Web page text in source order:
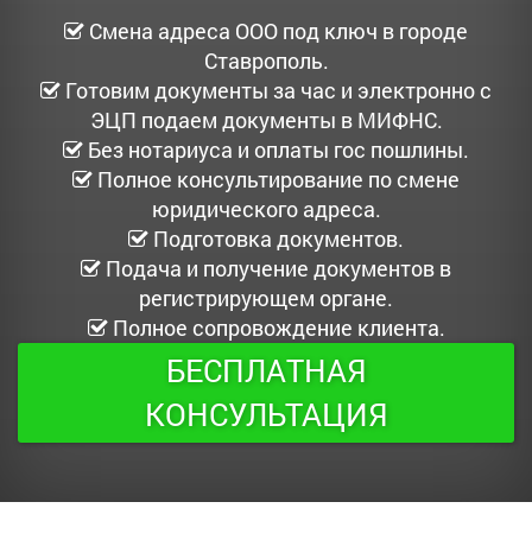
Смена адреса ООО под ключ в городе
Ставрополь.
Готовим документы за час и электронно с
ЭЦП подаем документы в МИФНС.
Без нотариуса и оплаты гос пошлины.
Полное консультирование по смене
юридического адреса.
Подготовка документов.
Подача и получение документов в
регистрирующем органе.
Полное сопровождение клиента.
БЕСПЛАТНАЯ
КОНСУЛЬТАЦИЯ